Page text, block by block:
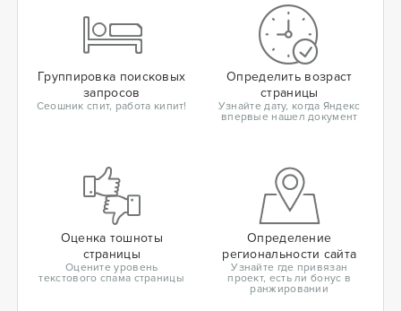
Группировка поисковых
запросов
Сеошник спит, работа кипит!
Определить возраст
страницы
Узнайте дату, когда Яндекс
впервые нашел документ
Оценка тошноты
страницы
Оцените уровень
текстового спама страницы
Определение
региональности сайта
Узнайте где привязан
проект, есть ли бонус в
ранжировании